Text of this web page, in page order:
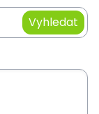
Vyhledat